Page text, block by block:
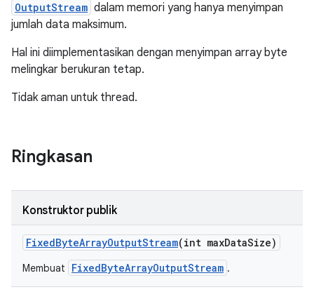
OutputStream dalam memori yang hanya menyimpan
jumlah data maksimum.
Hal ini diimplementasikan dengan menyimpan array byte
melingkar berukuran tetap.
Tidak aman untuk thread.
Ringkasan
Konstruktor publik
FixedByteArrayOutputStream(int maxDataSize)
Membuat FixedByteArrayOutputStream .